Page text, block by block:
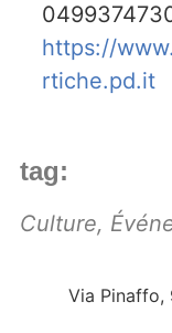
https://
rtiche.pd.it
tag:
Culture,
Via Pinaffo,